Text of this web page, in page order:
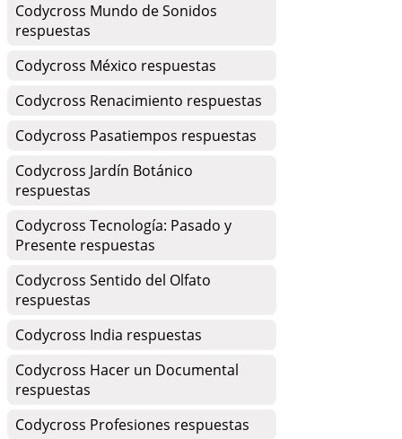
Codycross Mundo de Sonidos
respuestas
Codycross México respuestas
Codycross Renacimiento respuestas
Codycross Pasatiempos respuestas
Codycross Jardín Botánico
respuestas
Codycross Tecnología: Pasado y
Presente respuestas
Codycross Sentido del Olfato
respuestas
Codycross India respuestas
Codycross Hacer un Documental
respuestas
Codycross Profesiones respuestas